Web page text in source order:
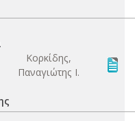
Κορκίδης,
Παναγιώτης Ι.